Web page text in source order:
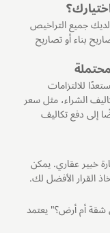
جميع التراخيص
بناء أو تصاريح
للالتزامات
الشراء، مثل سعر
إلى دفع تكاليف
خبير عقاري. يمكن
القرار الأفضل لك.
شقة أم أرض؟" يعتمد